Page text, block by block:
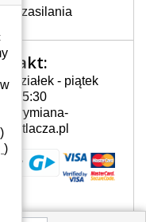
pomijanie liter
liter oraz
znaków. W
klawisze nie
pozycji. Albo
np.
zasilania
- piątek
- 15:30
)
)